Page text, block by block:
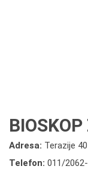
Adresa: Terazije 40
Telefon: 011/